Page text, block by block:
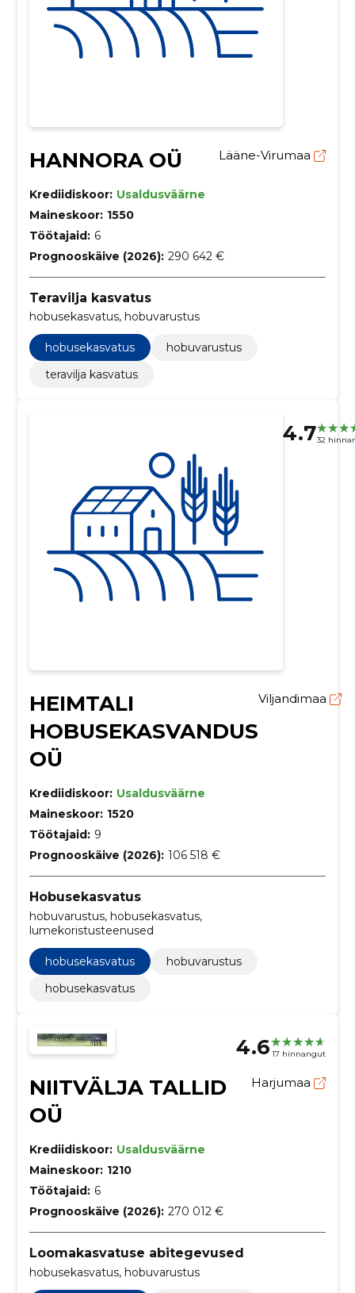
HANNORA OÜ Lääne-Virumaa
Krediidiskoor: Usaldusväärne
Maineskoor: 1550
Töötajaid: 6
Prognooskäive (2026): 290 642 €
Teravilja kasvatus
hobusekasvatus, hobuvarustus
hobusekasvatus
hobuvarustus
teravilja kasvatus
4.732
HEIMTALI
HOBUSEKASVANDUS
OÜ
Viljandimaa
Krediidiskoor: Usaldusväärne
Maineskoor: 1520
Töötajaid: 9
Prognooskäive (2026): 106 518 €
Hobusekasvatus
hobuvarustus, hobusekasvatus,
lumekoristusteenused
hobusekasvatus
hobuvarustus
hobusekasvatus
4.6 17 hinnangut
NIITVÄLJA TALLID
OÜ
Harjumaa
Krediidiskoor: Usaldusväärne
Maineskoor: 1210
Töötajaid: 6
Prognooskäive (2026): 270 012 €
Loomakasvatuse abitegevused
hobusekasvatus, hobuvarustus